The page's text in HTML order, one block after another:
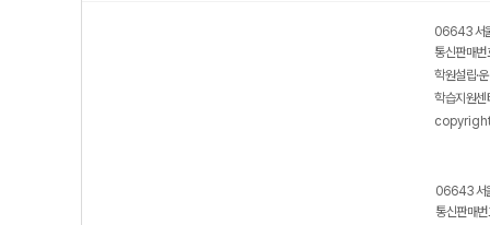
06643 서
통신판매
학원설립·
학습지원
06643 서
통신판매